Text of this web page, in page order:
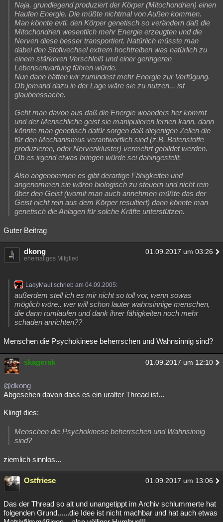
Naja, grundlegend produziert der Körper (Mitochondrien) einen
Haufen Energie. Die müßte nichtmal von Außen kommen.
Man könnte evtl. den Körper genetisch so verändern daß die
Mitochondrien wesentlich mehr Energie erzeugten und die
Nerven diese besser transportiert. Natürlich müsste man
dabei den Stofwechsel extrem hochtreiben was natürlich zu
einem stärkeren Verschleiß und einer geringeren
Lebenserwartung führen würde.
Nun dann hätten wir zumindest mehr Energie zur Verfügung.
Ob jemand dazu in der Lage wäre sie zu nutzen... ist
glaubenssache.
Geht man davon aus daß die Energie woanders her kommt
und der Menschliche geist sie manipulieren lernen kann, dann
könnte man genetisch dafür sorgen daß diejenigen Zellen die
für den Mechanismus verantwortlich sind (z.B. Botenstoffe
produzieren, oder Nervenkluster) vermehrt gebildet werden.
Ob es irgend etwas bringen würde sei dahingestellt.
Also angenommen es gibt derartige Fähigkeiten und
angenommen sie wären biologisch zu steuern und nicht rein
über den Geist (womit man auch annehmen müßte das der
Geist nicht rein aus dem Körper resultiert) dann könnte man
genetisch die Anlagen für solche Kräfte unterstützen.
Guter Beitrag
dkong 01.09.2017 um 03:26
ehemaliges Mitglied
LadyMaul schrieb am 04.09.2005:
außerdem stell ich es mir nicht so toll vor, wenn sowas
möglich wöre.. wer will schon lauter wahnsinnige menschen,
die dann rumlaufen und dank ihrer fähigkeiten noch mehr
schaden anrichten??
Menschen die Psychokinese beherrschen und Wahnsinnig sind?
skagerak 01.09.2017 um 12:10
@dkong
Abgesehen davon dass es ein uralter Thread ist...
Klingt dies:
Menschen die Psychokinese beherrschen und Wahnsinnig
sind?
ziemlich sinnlos...
Ostfriese 01.09.2017 um 13:06
Das der Thread so alt und unangetippt im Archiv schlummerte hat
folgenden Grund......die Idee ist nicht machbar und hat auch etwas